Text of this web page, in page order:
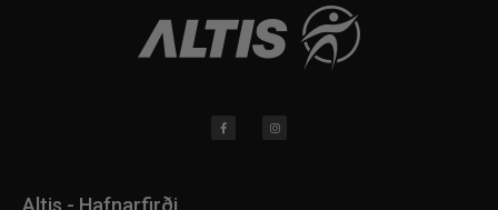
Altis - Hafnarfirði